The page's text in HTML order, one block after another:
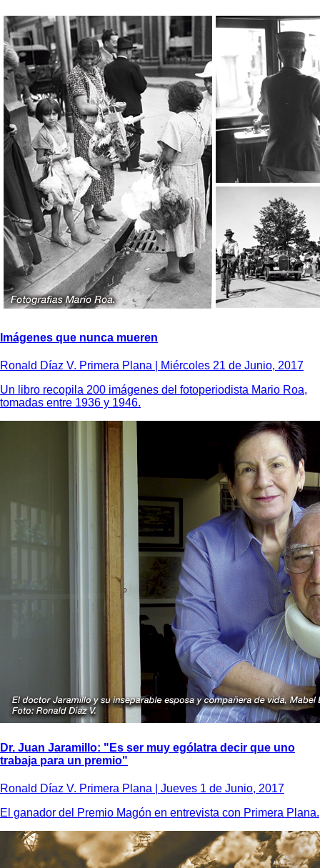
Imágenes que nunca mueren
Ronald Díaz V. Primera Plana |
Miércoles 21 de Junio, 2017
Un libro recopila 200 imágenes del fotoperiodista Mario Roa,
tomadas entre 1936 y 1946.
Dr. Juan Jaramillo: "Es ser muy ególatra decir que uno
trabaja para un premio"
Ronald Díaz V. Primera Plana | Jueves 1 de Junio, 2017
El ganador del Premio Magón en entrevista con Primera Plana.